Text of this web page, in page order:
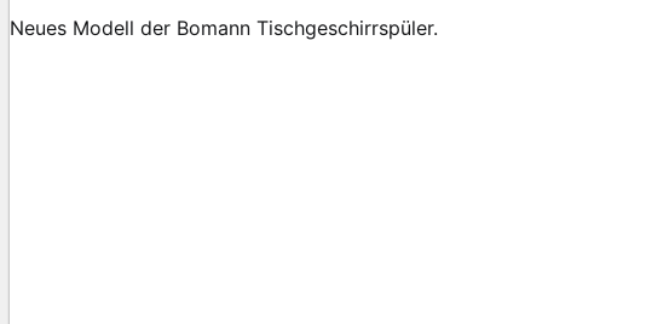
Neues Modell der Bomann Tischgeschirrspüler.